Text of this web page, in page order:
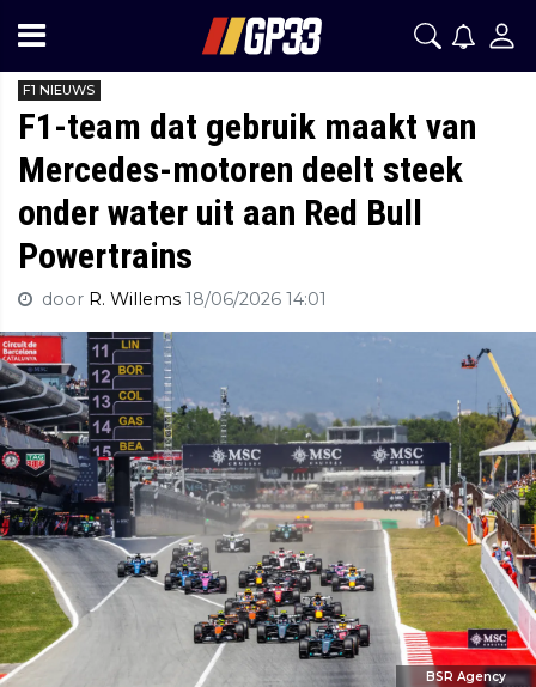
F1 NIEUWS
F1-team dat gebruik maakt van
Mercedes-motoren deelt steek
onder water uit aan Red Bull
Powertrains
door R. Willems 18/06/2026 14:01
BSR Agency